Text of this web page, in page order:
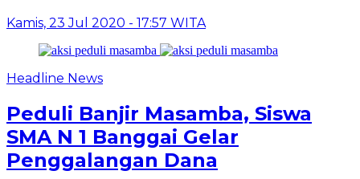
Kamis, 23 Jul 2020 - 17:57 WITA
Headline News
Peduli Banjir Masamba, Siswa
SMA N 1 Banggai Gelar
Penggalangan Dana